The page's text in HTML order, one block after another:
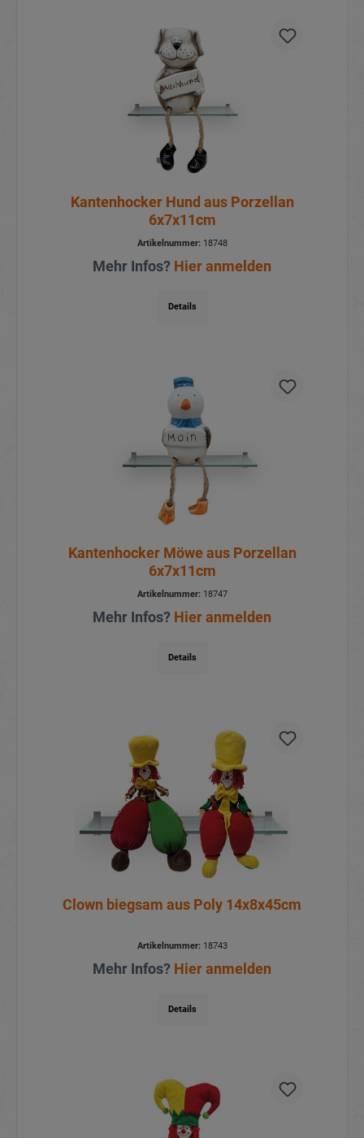
Kantenhocker Hund aus Porzellan
6x7x11cm
Artikelnummer:18748
Mehr Infos? Hier anmelden
Details
Kantenhocker Möwe aus Porzellan
6x7x11cm
Artikelnummer:18747
Mehr Infos? Hier anmelden
Details
Clown biegsam aus Poly 14x8x45cm
Artikelnummer:18743
Mehr Infos? Hier anmelden
Details